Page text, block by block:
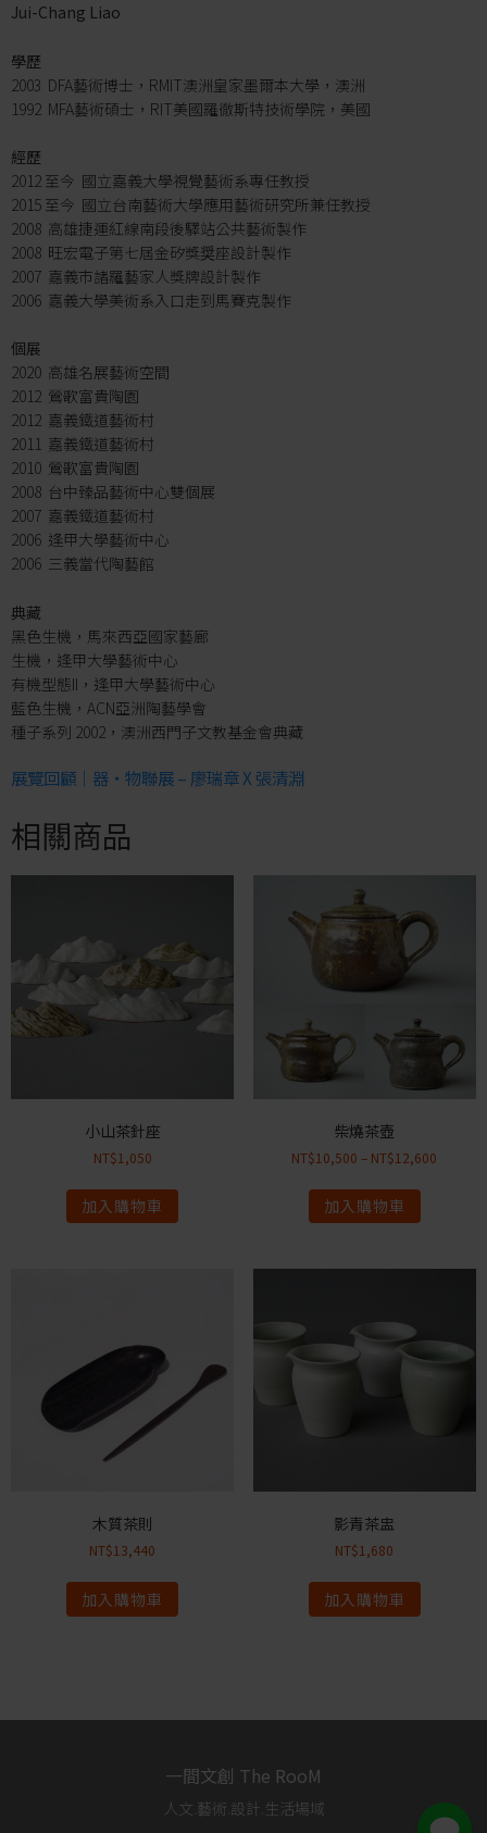
Jui-Chang Liao
學歷
2003 DFA藝術博士，RMIT澳洲皇家墨爾本大學，澳洲
1992 MFA藝術碩士，RIT美國羅徹斯特技術學院，美國
經歷
2012 至今 國立嘉義大學視覺藝術系專任教授
2015 至今 國立台南藝術大學應用藝術研究所兼任教授
2008 高雄捷運紅線南段後驛站公共藝術製作
2008 旺宏電子第七屆金矽獎奨座設計製作
2007 嘉義市諸羅藝家人獎牌設計製作
2006 嘉義大學美術系入口走到馬賽克製作
個展
2020 高雄名展藝術空間
2012 鶯歌富貴陶園
2012 嘉義鐵道藝術村
2011 嘉義鐵道藝術村
2010 鶯歌富貴陶園
2008 台中臻品藝術中心雙個展
2007 嘉義鐵道藝術村
2006 逢甲大學藝術中心
2006 三義當代陶藝館
典藏
黑色生機，馬來西亞國家藝廊
生機，逢甲大學藝術中心
有機型態II，逢甲大學藝術中心
藍色生機，ACN亞洲陶藝學會
種子系列 2002，澳洲西門子文教基金會典藏
展覽回顧｜器‧物聯展 – 廖瑞章 X 張清淵
相關商品
小山茶針座
NT$1,050
加入購物車
柴燒茶壺
NT$10,500 – NT$12,600
加入購物車
木質茶則
NT$13,440
加入購物車
影青茶盅
NT$1,680
加入購物車
一間文創 The RooM
人文.藝術.設計.生活場域